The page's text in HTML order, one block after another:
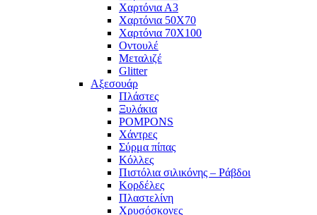
Χαρτόνια Α3
Χαρτόνια 50Χ70
Χαρτόνια 70Χ100
Οντουλέ
Μεταλιζέ
Glitter
Αξεσουάρ
Πλάστες
Ξυλάκια
POMPONS
Χάντρες
Σύρμα πίπας
Κόλλες
Πιστόλια σιλικόνης – Ράβδοι
Κορδέλες
Πλαστελίνη
Χρυσόσκονες